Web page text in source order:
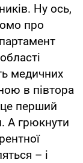
Ну ось,
про
медичних
в півтора
перший
А грюкнути
– і